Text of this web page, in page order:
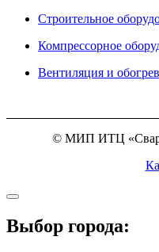
Строительное
Компрессорное
Вентиляция и
© МИП ИТЦ
Выбор города: